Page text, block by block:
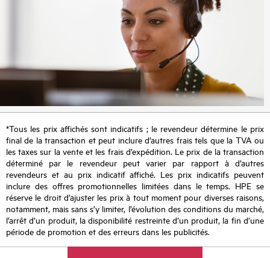
*Tous les prix affichés sont indicatifs ; le revendeur détermine le prix
final de la transaction et peut inclure d’autres frais tels que la TVA ou
les taxes sur la vente et les frais d’expédition. Le prix de la transaction
déterminé par le revendeur peut varier par rapport à d’autres
revendeurs et au prix indicatif affiché. Les prix indicatifs peuvent
inclure des offres promotionnelles limitées dans le temps. HPE se
réserve le droit d’ajuster les prix à tout moment pour diverses raisons,
notamment, mais sans s’y limiter, l’évolution des conditions du marché,
l’arrêt d’un produit, la disponibilité restreinte d’un produit, la fin d’une
période de promotion et des erreurs dans les publicités.